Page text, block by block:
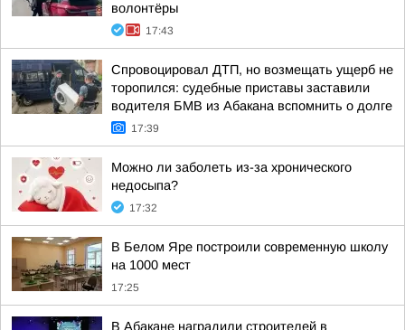
волонтёры
17:43
Спровоцировал ДТП, но возмещать ущерб не
торопился: судебные приставы заставили
водителя БМВ из Абакана вспомнить о долге
17:39
Можно ли заболеть из-за хронического
недосыпа?
17:32
В Белом Яре построили современную школу
на 1000 мест
17:25
В Абакане наградили строителей в